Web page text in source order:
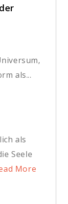
als...
als
Seele
More